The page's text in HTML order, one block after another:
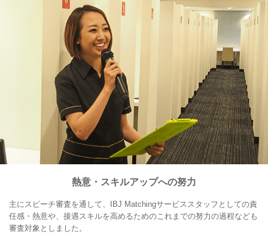
熱意・スキルアップへの努力
主にスピーチ審査を通して、IBJ Matchingサービススタッフとしての責
任感・熱意や、接遇スキルを高めるためのこれまでの努力の過程なども
審査対象としました。